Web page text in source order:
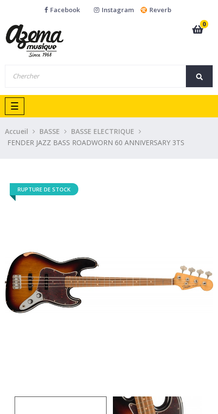
Facebook Instagram
Reverb
0
Basculer
la
navigation
☰
Accueil BASSE
BASSE ELECTRIQUE
FENDER JAZZ BASS ROADWORN 60 ANNIVERSARY 3TS
RUPTURE DE STOCK